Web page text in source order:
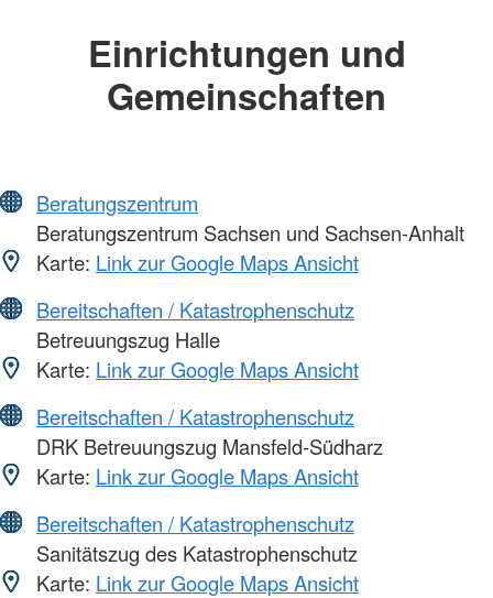
Einrichtungen und
Gemeinschaften
Beratungszentrum
Beratungszentrum Sachsen und Sachsen-Anhalt
Karte: Link zur Google Maps Ansicht
Bereitschaften / Katastrophenschutz
Betreuungszug Halle
Karte: Link zur Google Maps Ansicht
Bereitschaften / Katastrophenschutz
DRK Betreuungszug Mansfeld-Südharz
Karte: Link zur Google Maps Ansicht
Bereitschaften / Katastrophenschutz
Sanitätszug des Katastrophenschutz
Karte: Link zur Google Maps Ansicht